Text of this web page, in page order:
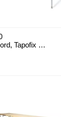
Tapetbord, Tapofix 2-delat